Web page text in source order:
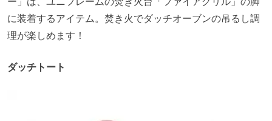
に装着するアイテム。焚き火でダッチオーブンの吊るし調
理が楽しめます！
ダッチトート